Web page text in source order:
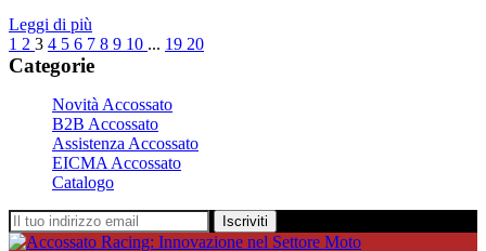
Leggi di più
1 2 3 4 5 6 7 8 9 10 ... 19 20
Categorie
Novità Accossato
B2B Accossato
Assistenza Accossato
EICMA Accossato
Catalogo
Iscriviti